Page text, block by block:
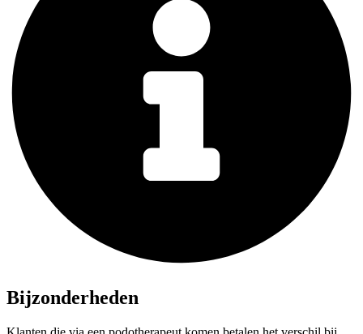
Bijzonderheden